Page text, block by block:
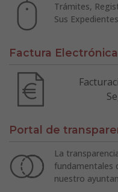
Trámites,
Sus Expedientes
Factura Electrónica
Portal de
La
fundamentales
nuestro